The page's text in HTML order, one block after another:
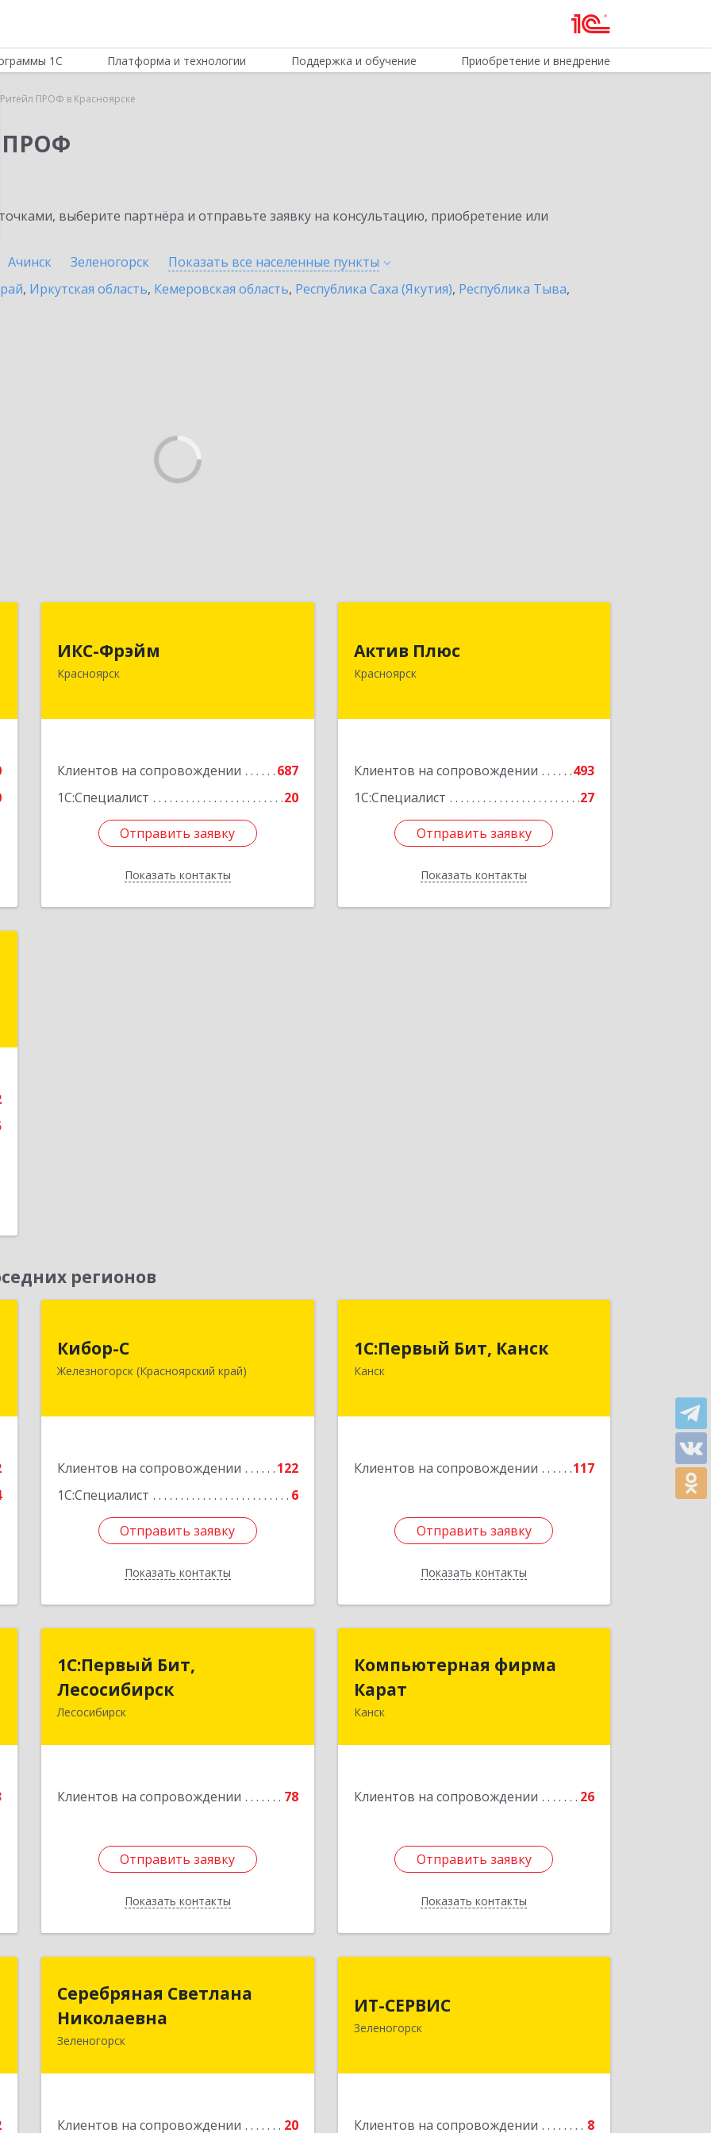
1С Платформа и технологии Поддержка и обучение Приобретение и внедрение
Ритейл ПРОФ в Красноярске
ПРОФ
выберите партнёра и отправьте заявку на консультацию, приобретение или
Ачинск Зеленогорск Показать все населенные пункты
, Иркутская область, Кемеровская область, Республика Саха (Якутия), Республика Тыва,
ИКС-Фрэйм
Красноярск
Клиентов на сопровождении
687
1С:Специалист
20
Отправить заявку
Показать контакты
Красноярск г, Батурина ул, дом № 32,
Отправить заявку
Назад
Актив Плюс
Красноярск
Клиентов на сопровождении
493
1С:Специалист
27
Отправить заявку
Показать контакты
Красноярск г, Обороны ул, дом № 3,
Отправить заявку
Назад
регионов
Кибор-С
Железногорск (Красноярский край)
Клиентов на сопровождении
122
1С:Специалист
6
Отправить заявку
Показать контакты
Железногорск г, Белорусская ул, дом
Отправить заявку
Назад
1С:Первый Бит, Канск
Канск
Клиентов на сопровождении 117
Отправить заявку
Показать контакты
663600, Красноярский край, Канск г,
30 лет ВЛКСМ ул, дом № 20, пом.25
Подробнее
Отправить заявку
Назад
1С:Первый Бит,
Лесосибирск
Лесосибирск
Клиентов на сопровождении 78
Отправить заявку
Показать контакты
Лесосибирск
662544, Красноярский край,
Подробнее
Отправить заявку
Назад
Компьютерная фирма
Карат
Канск
Клиентов на сопровождении 26
Отправить заявку
Показать контакты
Компьютерная фирма
Карат
663600, Красноярский край, Канск г,
Отправить заявку
Назад
Серебряная Светлана
Николаевна
Зеленогорск
Клиентов на сопровождении 20
Серебряная Светлана
Николаевна
Подробнее
ИТ-СЕРВИС
Зеленогорск
Клиентов на сопровождении 8
Зеленогорск г, Гагарина ул, дом № 34
Подробнее